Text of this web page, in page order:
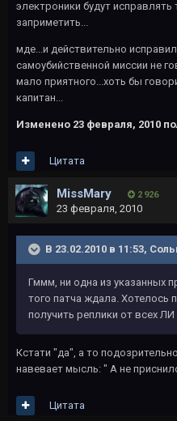
электроники будут исправлять
заприметить...
мде...и действительно
самоубийственной миссии не
мало приятного...хоть бы
капитан...
Изменено 23 февраля, 2010
Цитата
MissMary 2 926
23 февраля, 2010
В 23.02.2010 в 11:53,
Гммм, ни одна из указанных
того патча ждала. Хотелось
получить реплики от всех ЛИ
Кстати "да", а то
навевает мысль: " А не
Цитата